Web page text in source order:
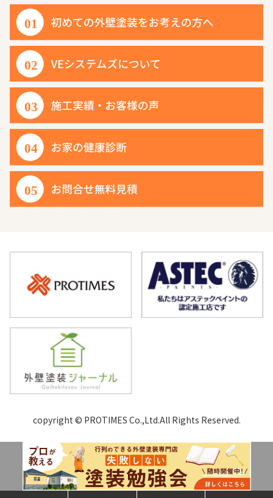
copyright © PROTIMES Co.,Ltd.All Rights Reserved.